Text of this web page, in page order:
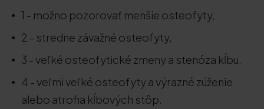
1 - možno pozorovať menšie osteofyty,
2 - stredne závažné osteofyty,
3 - veľké osteofytické zmeny a stenóza kĺbu,
4 - veľmi veľké osteofyty a výrazné zúženie
alebo atrofia kĺbových stôp.